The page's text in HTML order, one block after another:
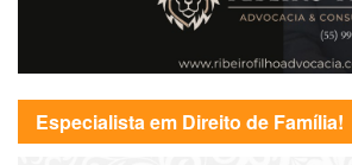
Especialista em Direito de Família!